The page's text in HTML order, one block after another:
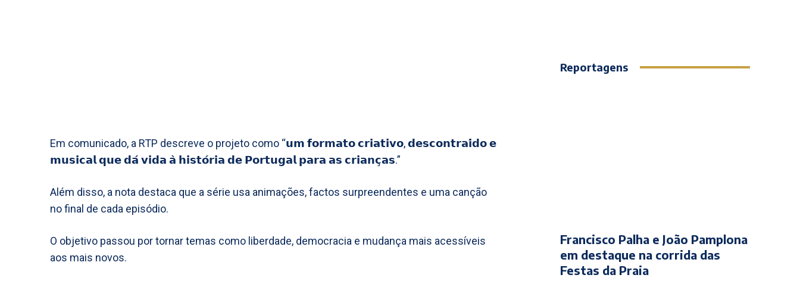
Em comunicado, a RTP descreve o projeto como “𝘂𝗺 𝗳𝗼𝗿𝗺𝗮𝘁𝗼 𝗰𝗿𝗶𝗮𝘁𝗶𝘃𝗼, 𝗱𝗲𝘀𝗰𝗼𝗻𝘁𝗿𝗮𝗶́𝗱𝗼 𝗲
𝗺𝘂𝘀𝗶𝗰𝗮𝗹 𝗾𝘂𝗲 𝗱𝗮́ 𝘃𝗶𝗱𝗮 𝗮̀ 𝗵𝗶𝘀𝘁𝗼́𝗿𝗶𝗮 𝗱𝗲 𝗣𝗼𝗿𝘁𝘂𝗴𝗮𝗹 𝗽𝗮𝗿𝗮 𝗮𝘀 𝗰𝗿𝗶𝗮𝗻𝗰̧𝗮𝘀.”
Além disso, a nota destaca que a série usa animações, factos surpreendentes e uma canção
no final de cada episódio.
O objetivo passou por tornar temas como liberdade, democracia e mudança mais acessíveis
aos mais novos.
Reportagens
Francisco Palha e João Pamplona
em destaque na corrida das
Festas da Praia